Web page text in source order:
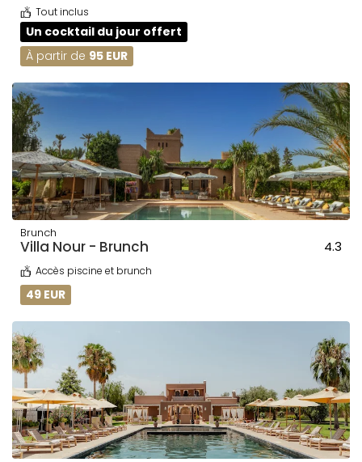
Tout inclus
Un cocktail du jour offert
À partir de 95 EUR
Brunch
Villa Nour - Brunch 4.3
Accès piscine et brunch
49 EUR